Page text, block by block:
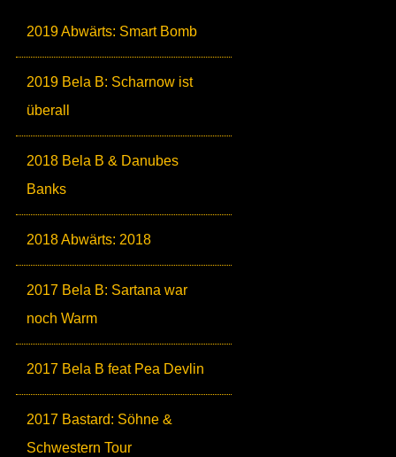
2019 Abwärts: Smart Bomb
2019 Bela B: Scharnow ist
überall
2018 Bela B & Danubes
Banks
2018 Abwärts: 2018
2017 Bela B: Sartana war
noch Warm
2017 Bela B feat Pea Devlin
2017 Bastard: Söhne &
Schwestern Tour